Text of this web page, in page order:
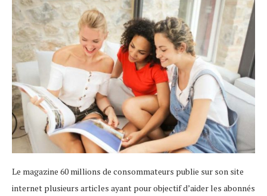
Le magazine 60 millions de consommateurs publie sur son site
internet plusieurs articles ayant pour objectif d’aider les abonnés